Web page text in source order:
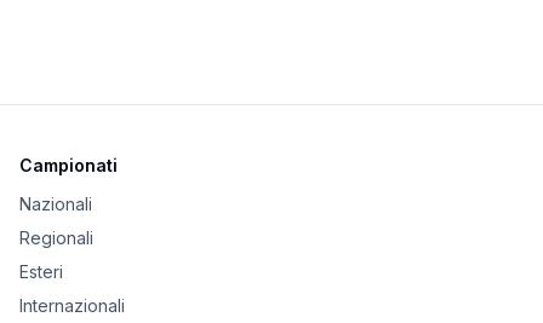
Campionati
Nazionali
Regionali
Esteri
Internazionali